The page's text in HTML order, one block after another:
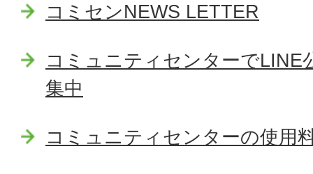
コミセンNEWS LETTER
コミュニティセンターでLINE
集中
コミュニティセンターの使用